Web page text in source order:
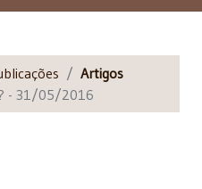
Artigos
- 31/05/2016